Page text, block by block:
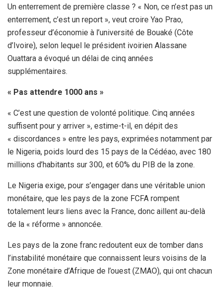
Un enterrement de première classe ? « Non, ce n’est pas un
enterrement, c’est un report », veut croire Yao Prao,
professeur d’économie à l’université de Bouaké (Côte
d’Ivoire), selon lequel le président ivoirien Alassane
Ouattara a évoqué un délai de cinq années
supplémentaires.
« Pas attendre 1000 ans »
« C’est une question de volonté politique. Cinq années
suffisent pour y arriver », estime-t-il, en dépit des
« discordances » entre les pays, exprimées notamment par
le Nigeria, poids lourd des 15 pays de la Cédéao, avec 180
millions d’habitants sur 300, et 60% du PIB de la zone.
Le Nigeria exige, pour s’engager dans une véritable union
monétaire, que les pays de la zone FCFA rompent
totalement leurs liens avec la France, donc aillent au-delà
de la « réforme » annoncée.
Les pays de la zone franc redoutent eux de tomber dans
l’instabilité monétaire que connaissent leurs voisins de la
Zone monétaire d’Afrique de l’ouest (ZMAO), qui ont chacun
leur monnaie.